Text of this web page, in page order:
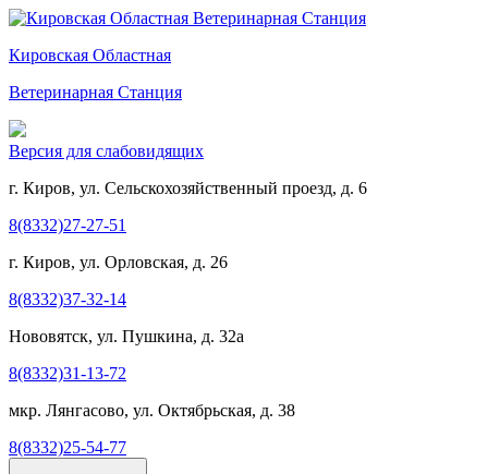
Кировская Областная
Ветеринарная Станция
Версия для слабовидящих
г. Киров, ул. Сельскохозяйственный проезд, д. 6
8(8332)27-27-51
г. Киров, ул. Орловская, д. 26
8(8332)37-32-14
Нововятск, ул. Пушкина, д. 32а
8(8332)31-13-72
мкр. Лянгасово, ул. Октябрьская, д. 38
8(8332)25-54-77